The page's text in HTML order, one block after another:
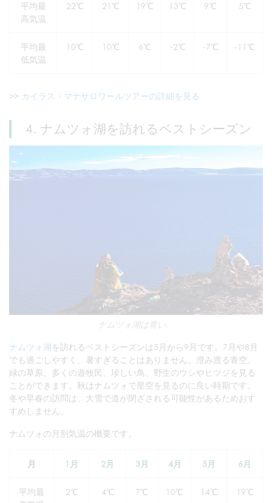
平均最
高気温
22℃ 21℃ 19℃ 13℃ 9℃ 5℃
平均最
低気温
10℃ 10℃ 6℃ -2℃ -7℃ -11℃
>> カイラス・マナサロワールツアーの詳細を見る
4. ナムツォ湖を訪れるベストシーズン
ナムツォ湖は青い。
ナムツォ湖を訪れるベストシーズンは5月から9月です。7月や8月
でも過ごしやすく、暑すぎることはありません。澄み渡る青空、
緑の草原、多くの遊牧民、珍しい鳥、野生のウシやヒツジを見る
ことができます。秋はナムツォで星空を見るのに良い時期です。
冬や早春の訪問は、大雪で道が閉ざされる可能性があるためおす
すめしません。
ナムツォの月別気温の概要です。
月 1月 2月 3月 4月 5月 6月
平均最
2℃ 4℃ 7℃ 10℃ 14℃ 19℃